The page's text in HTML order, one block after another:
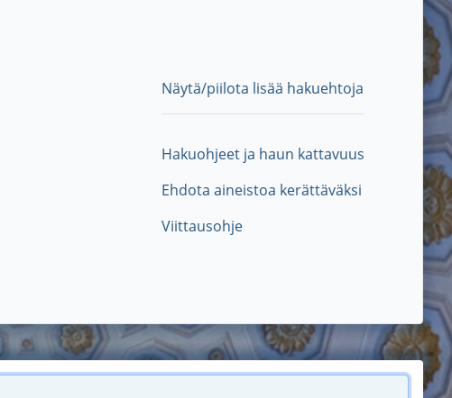
Näytä/piilota lisää hakuehtoja
Hakuohjeet ja haun kattavuus
Ehdota aineistoa kerättäväksi
Viittausohje